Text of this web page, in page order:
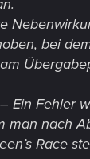
bei
Ein Fehler
man nach
Race